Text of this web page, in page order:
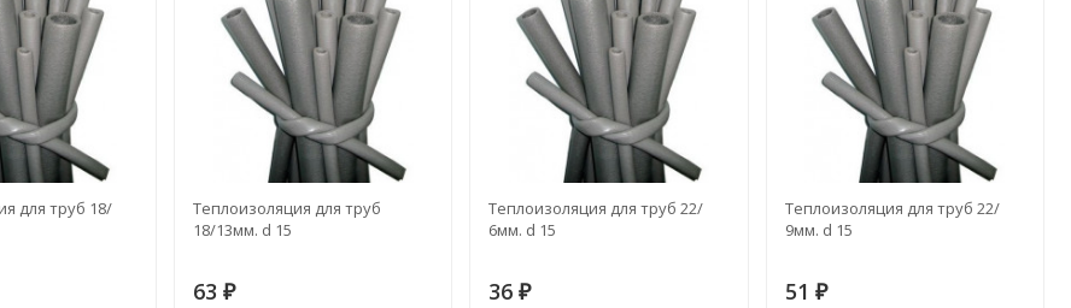
для труб 18/
Теплоизоляция для труб
18/13мм. d 15
63 ₽
Теплоизоляция для труб 22/
6мм. d 15
36₽
Теплоизоляция для труб 22/
9мм. d 15
51 ₽